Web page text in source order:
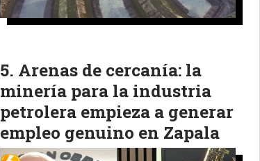
Arenas de cercanía: la
minería para la industria
petrolera empieza a generar
empleo genuino en Zapala